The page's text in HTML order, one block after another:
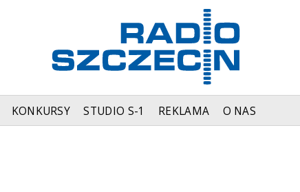
KONKURSY STUDIO S-1 REKLAMA O NAS